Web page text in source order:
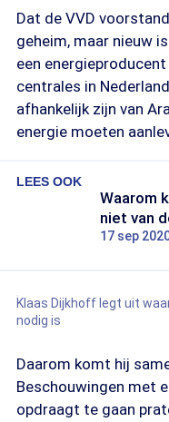
Dat de VVD
geheim, maar nieuw
een
centrales in
afhankelijk zijn van
energie moeten
LEES OOK
Waarom
niet van
17 sep
Klaas Dijkhoff legt uit
nodig is
Daarom komt hij
Beschouwingen met
opdraagt te gaan